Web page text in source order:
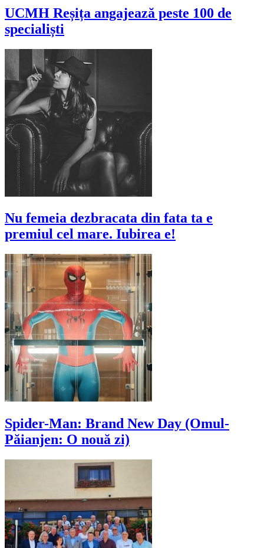
UCMH Reșița angajează peste 100 de
specialiști
Nu femeia dezbracata din fata ta e
premiul cel mare. Iubirea e!
Spider-Man: Brand New Day (Omul-
Păianjen: O nouă zi)